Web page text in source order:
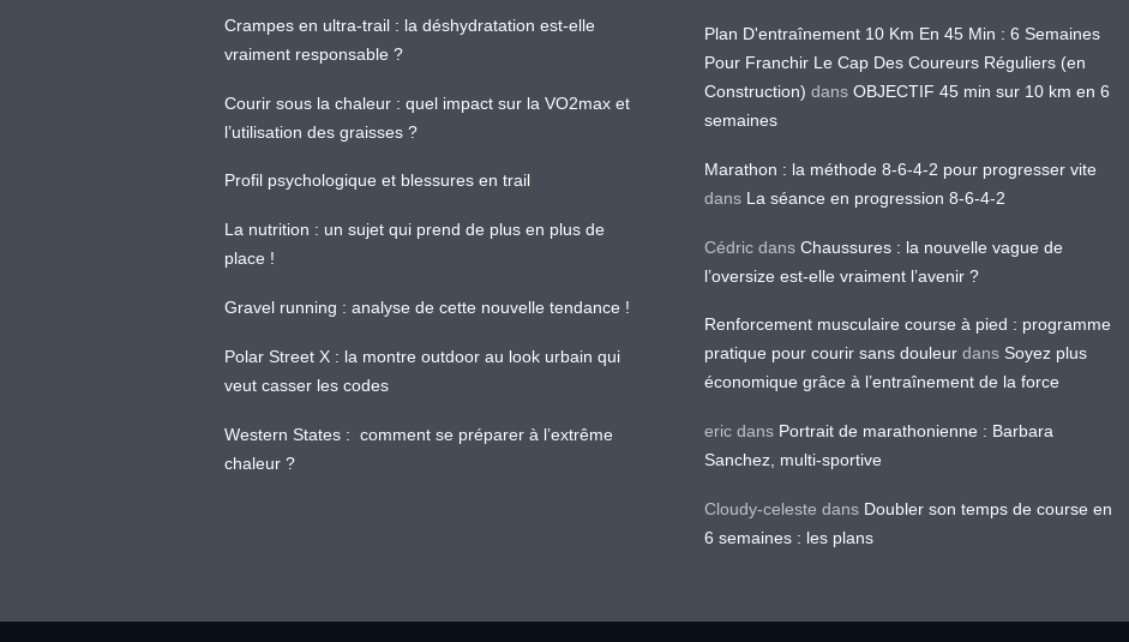
Crampes en ultra-trail : la déshydratation est-elle
vraiment responsable ?
Courir sous la chaleur : quel impact sur la VO2max et
l’utilisation des graisses ?
Profil psychologique et blessures en trail
La nutrition : un sujet qui prend de plus en plus de
place !
Gravel running : analyse de cette nouvelle tendance !
Polar Street X : la montre outdoor au look urbain qui
veut casser les codes
Western States : comment se préparer à l’extrême
chaleur ?
Plan D'entraînement 10 Km En 45 Min : 6 Semaines
Pour Franchir Le Cap Des Coureurs Réguliers (en
Construction) dans OBJECTIF 45 min sur 10 km en 6
semaines
Marathon : la méthode 8-6-4-2 pour progresser vite
dans La séance en progression 8-6-4-2
Cédric dans Chaussures : la nouvelle vague de
l’oversize est-elle vraiment l’avenir ?
Renforcement musculaire course à pied : programme
pratique pour courir sans douleur dans Soyez plus
économique grâce à l’entraînement de la force
eric dans Portrait de marathonienne : Barbara
Sanchez, multi-sportive
Cloudy-celeste dans Doubler son temps de course en
6 semaines : les plans